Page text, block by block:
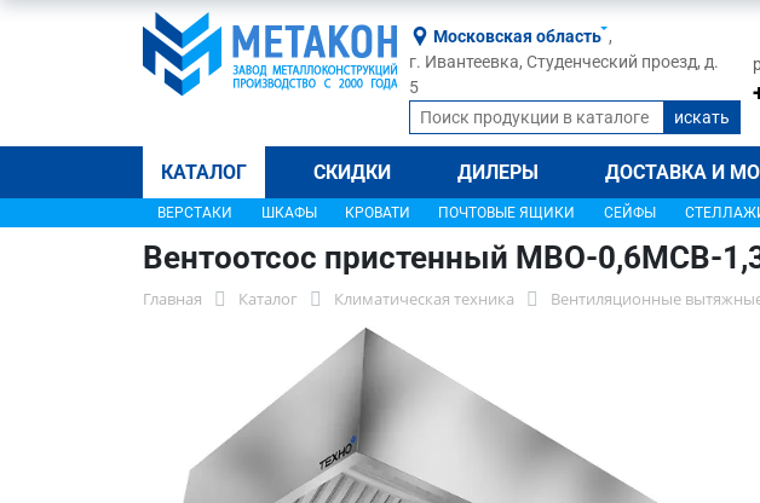
Московская область ,
г. Ивантеевка, Студенческий проезд, д.
5
КАТАЛОГ СКИДКИ ДИЛЕРЫ ДОСТАВКА И
ВЕРСТАКИ ШКАФЫ КРОВАТИ ПОЧТОВЫЕ ЯЩИКИ СЕЙФЫ
Вентоотсос пристенный МВО-0,6МСВ-
Главная Каталог Климатическая техника Вентиляционные